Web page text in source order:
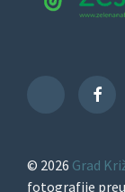
TikTok
© 2026 Grad
fotografije